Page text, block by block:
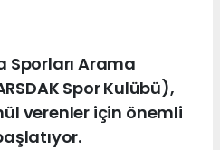
Sporları Arama
Spor Kulübü),
verenler için önemli